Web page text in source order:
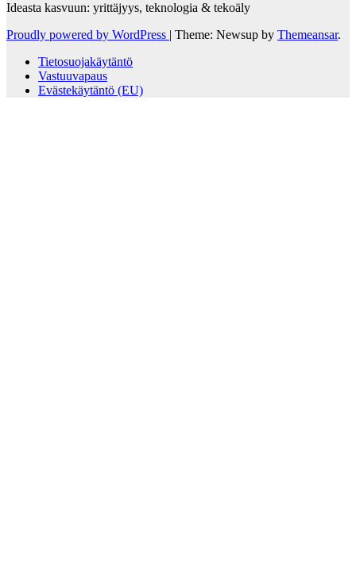
Ideasta kasvuun: yrittäjyys, teknologia & tekoäly
Proudly powered by WordPress | Theme: Newsup by Themeansar.
Tietosuojakäytäntö
Vastuuvapaus
Evästekäytäntö (EU)